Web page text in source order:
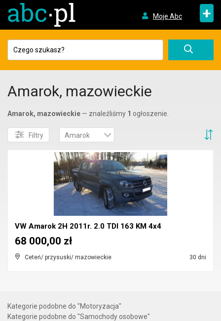
Moje Abc +
Amarok, mazowieckie
Amarok, mazowieckie — znaleźliśmy 1 ogłoszenie.
Filtry Amarok
VW Amarok 2H 2011r. 2.0 TDI 163 KM 4x4
Ceteń/ przysuski/ mazowieckie 30 dni
68 000,00 zł
Kategorie podobne do "Motoryzacja"
Kategorie podobne do "Samochody osobowe"